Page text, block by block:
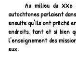
Au milieu du XXe
autochtones parlaient
ensuite qu'ils ont prêché
endroits, tant et si bien
l'enseignement des
eux.